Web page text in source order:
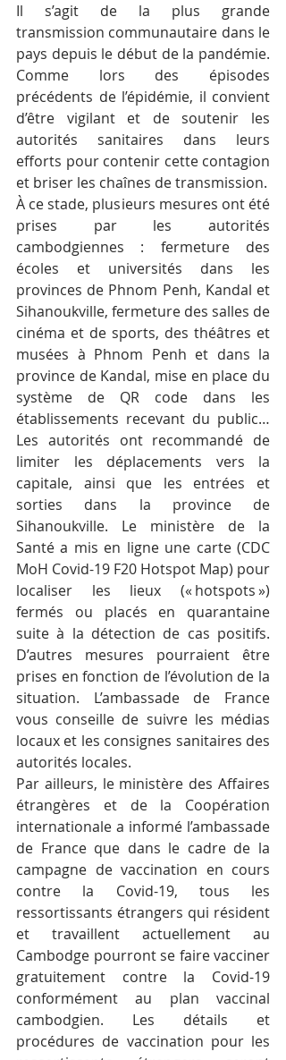
Il s’agit de la plus grande
transmission communautaire dans le
pays depuis le début de la pandémie.
Comme lors des épisodes
précédents de l’épidémie, il convient
d’être vigilant et de soutenir les
autorités sanitaires dans leurs
efforts pour contenir cette contagion
et briser les chaînes de transmission.
À ce stade, plusieurs mesures ont été
prises par les autorités
cambodgiennes : fermeture des
écoles et universités dans les
provinces de Phnom Penh, Kandal et
Sihanoukville, fermeture des salles de
cinéma et de sports, des théâtres et
musées à Phnom Penh et dans la
province de Kandal, mise en place du
système de QR code dans les
établissements recevant du public…
Les autorités ont recommandé de
limiter les déplacements vers la
capitale, ainsi que les entrées et
sorties dans la province de
Sihanoukville. Le ministère de la
Santé a mis en ligne une carte (CDC
MoH Covid-19 F20 Hotspot Map) pour
localiser les lieux (« hotspots »)
fermés ou placés en quarantaine
suite à la détection de cas positifs.
D’autres mesures pourraient être
prises en fonction de l’évolution de la
situation. L’ambassade de France
vous conseille de suivre les médias
locaux et les consignes sanitaires des
autorités locales.
Par ailleurs, le ministère des Affaires
étrangères et de la Coopération
internationale a informé l’ambassade
de France que dans le cadre de la
campagne de vaccination en cours
contre la Covid-19, tous les
ressortissants étrangers qui résident
et travaillent actuellement au
Cambodge pourront se faire vacciner
gratuitement contre la Covid-19
conformément au plan vaccinal
cambodgien. Les détails et
procédures de vaccination pour les